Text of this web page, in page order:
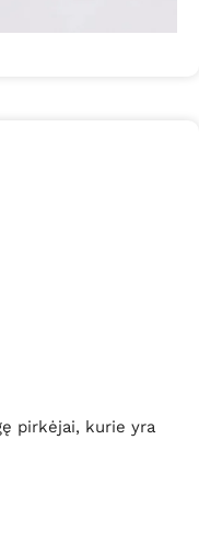
pirkėjai, kurie yra